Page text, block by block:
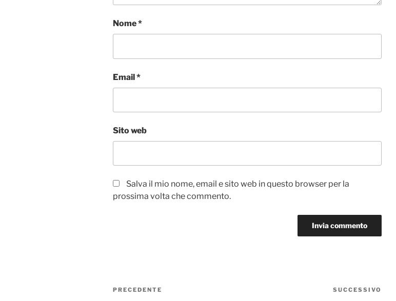
Nome*
Email*
Sito web
Salva il mio nome, email e sito web in questo browser per la
prossima volta che commento.
Navigazione
Articolo
PRECEDENTE SUCCESSIVO